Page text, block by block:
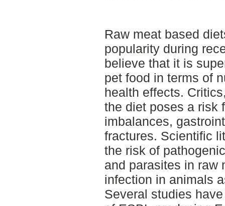
Raw meat based
popularity during
believe that it is
pet food in terms of
health effects.
the diet poses a risk
imbalances,
fractures. Scientific
the risk of
and parasites in raw
infection in animals
Several studies